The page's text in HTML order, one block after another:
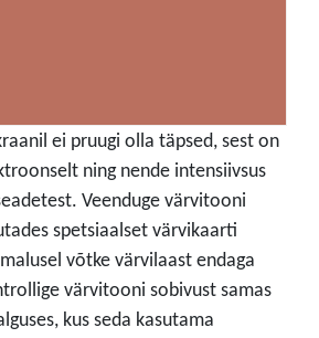
ei pruugi olla täpsed, sest on
ning nende intensiivsus
Veenduge värvitooni
spetsiaalset värvikaarti
võtke värvilaast endaga
värvitooni sobivust samas
kus seda kasutama